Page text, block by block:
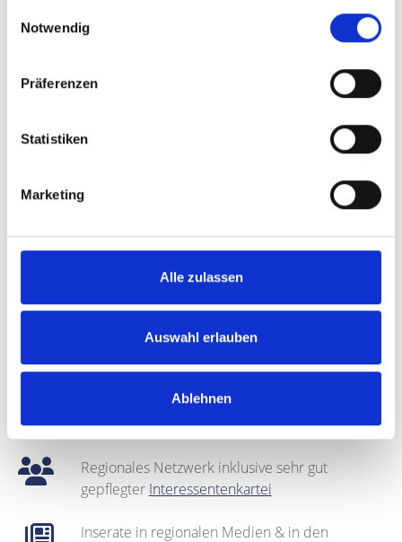
Notwendig
Präferenzen
Statistiken
Marketing
Alle zulassen
Auswahl erlauben
Ablehnen
Leistungen für Immobilien-
Glockenbecherstraße und
Region
Immobilienbewertung
(Home Staging)
Regionales Netzwerk inklusive sehr gut
gepflegter Interessentenkartei
Inserate in regionalen Medien & in den